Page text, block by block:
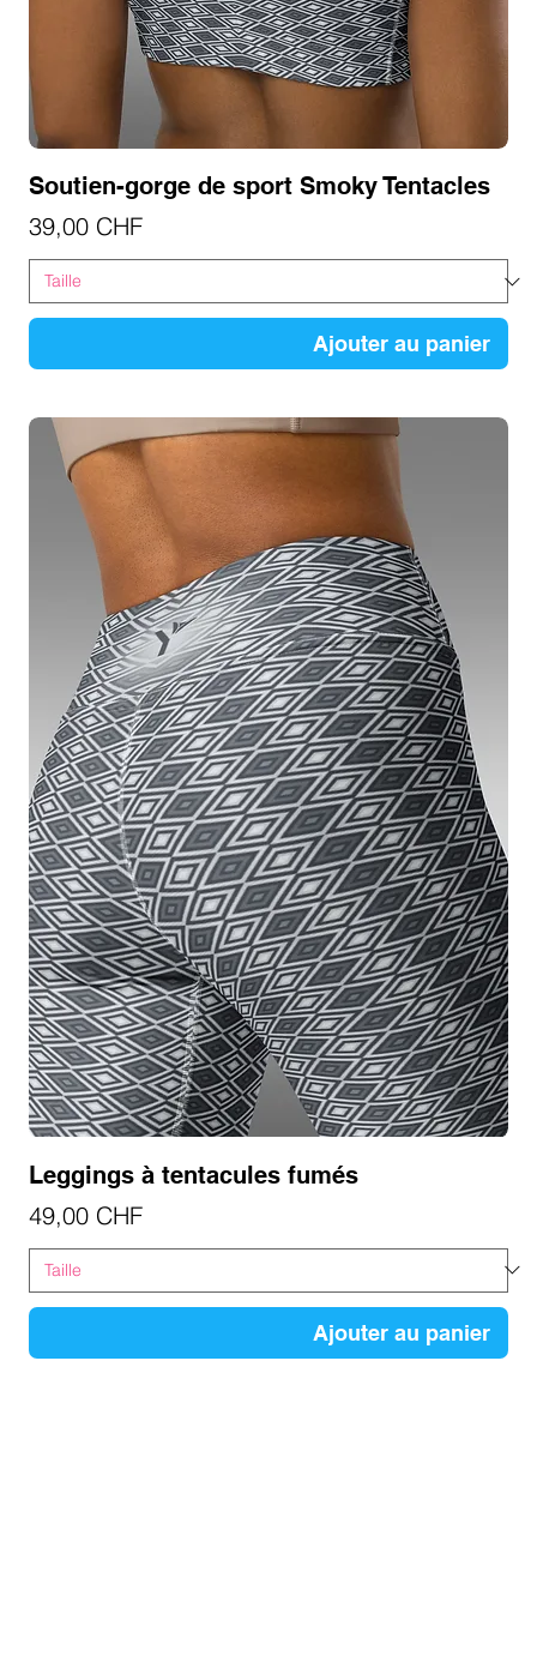
Soutien-gorge de sport Smoky Tentacles
Prix
39,00 CHF
Ajouter au panier
Leggings à tentacules fumés
Prix
49,00 CHF
Ajouter au panier